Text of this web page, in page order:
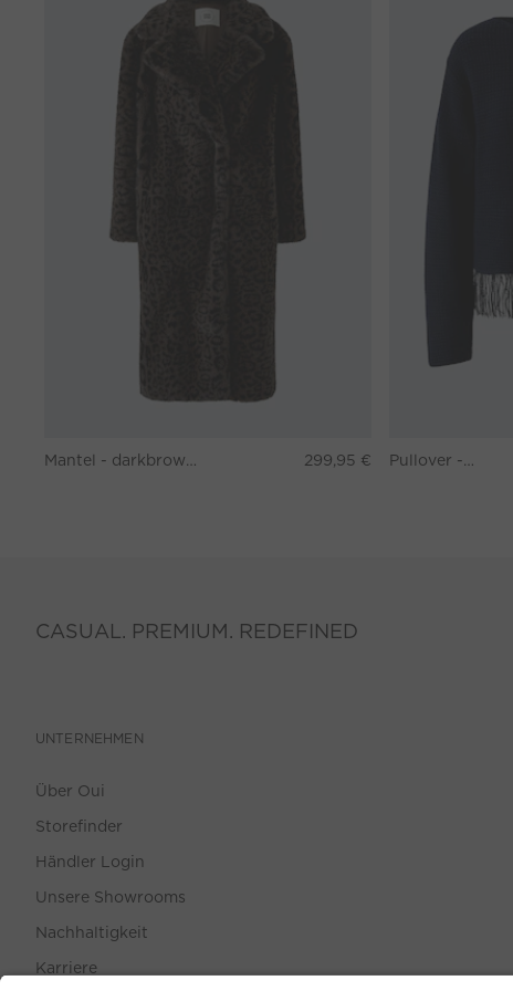
299,95 €
CASUAL. PREMIUM. REDEFINED
UNTERNEHMEN
Über Oui
Storefinder
Händler Login
Unsere Showrooms
Nachhaltigkeit
Karriere